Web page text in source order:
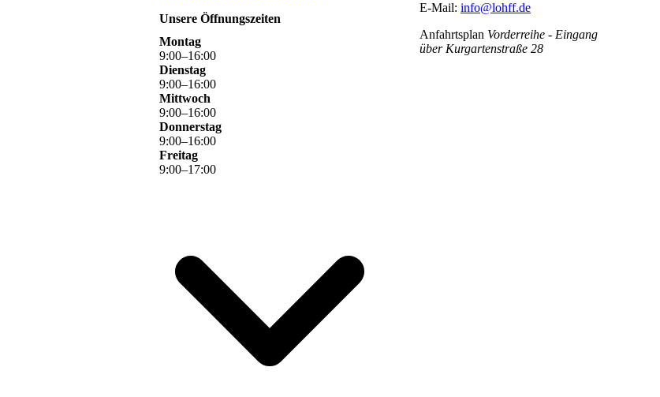
Unsere Öffnungszeiten
Montag
9:00–16:00
Dienstag
9:00–16:00
Mittwoch
9:00–16:00
Donnerstag
9:00–16:00
Freitag
9:00–17:00
E-Mail: info@lohff.de
Anfahrtsplan Vorderreihe - Eingang
über Kurgartenstraße 28